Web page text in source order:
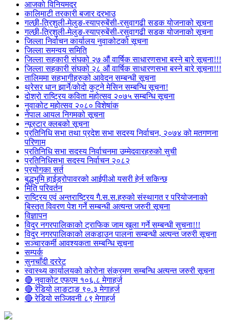
आजकाे विनियमदर
कालिमाटी तरकारी बजार दरभाउ
गल्छी-त्रिशुली-मेलुङ-स्याप्रुबेंसी-रसुवागढी सडक योजनाको सूचना
गल्छी-त्रिशुली-मेलुङ-स्याप्रुबेंसी-रसुवागढी सडक योजनाको सूचना
जिल्ला निर्वाचन कार्यालय नुवाकोटको सूचना
जिल्ला समन्वय समिति
जिल्ला सहकारी संघको २७ औं वार्षिक साधारणसभा बस्ने बारे सूचना!!!
जिल्ला सहकारी संघको २८ औं वार्षिक साधारणसभा बस्ने बारे सूचना!!!
तालिममा सहभागीहरुको आवेदन सम्बन्धी सूचना
थ्रेसर धान झार्ने/काेदाे कुट्ने मेसिन सम्बन्धि सूचना!
दोश्रो राष्ट्रिय कविता महोत्सव २०७५ सम्बन्धि सूचना
नुवाकोट महोत्सव २०८० विशेषांक
नेपाल आयल निगमको सूचना
न्यूस्टार क्लबको सूचना
प्रतिनिधि सभा तथा प्रदेश सभा सदस्य निर्वाचन, २०७४ को मतगणना
परिणाम
प्रतिनिधि सभा सदस्य निर्वाचनमा उम्मेदवारहरुको सुची
प्रतिनिधिसभा सदस्य निर्वाचन २०८२
प्रयोगका सर्त
बुद्धभुमि हाईड्रोपावरको आईपीओ यसरी हेर्न सकिन्छ
मिति परिवर्तन
राष्ट्रिय एवं अन्तराष्ट्रिय गै.स.स.हरुको संस्थागत र परियोजनाको
बिस्तृत विवरण पेश गर्ने सम्बन्धी अत्यन्त जरुरी सूचना
विज्ञापन
विदुर नगरपालिकाको ट्राफिक जाम खुला गर्ने सम्बन्धी सुचना!!!
विदुर नगरपालिकाको लकडाउन पालना सम्बन्धी अत्यन्त जरुरी सूचना
सञ्चारकर्मी आवश्यकता सम्बन्धि सूचना
सम्पर्क
सुनचाँदी दररेट
स्वास्थ्य कार्यालयको कोरोना संक्रमण सम्बन्धि अत्यन्त जरुरी सूचना
🔴 नुवाकोट एफएम १०६.८ मेगाहर्ज
🔴 रेडियो लाङटाङ ९०.३ मेगाहर्ज
🔴 रेडियो सञ्जिवनी ८९ मेगाहर्ज